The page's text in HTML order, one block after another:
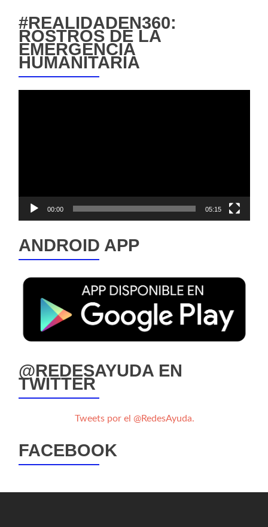
#REALIDADEN360:
ROSTROS DE LA
EMERGENCIA
HUMANITARIA
00:00 05:15
ANDROID APP
@REDESAYUDA EN
TWITTER
Tweets por el @RedesAyuda.
FACEBOOK